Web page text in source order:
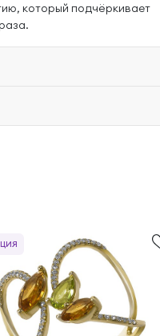
который подчёркивает